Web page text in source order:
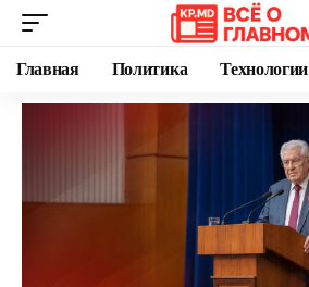
Главная Политика Технологии